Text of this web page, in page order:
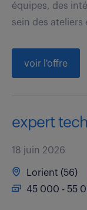
équipes, des
sein des ateliers
voir l'offre
expert
18 juin 2026
Lorient (56)
45 000 - 55